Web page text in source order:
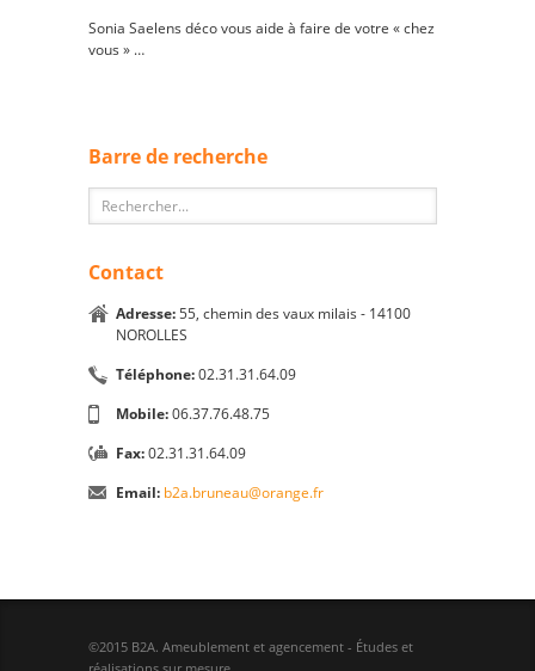
Sonia Saelens déco vous aide à faire de votre « chez
vous » …
Barre de recherche
Contact
Adresse:55, chemin des vaux milais - 14100
NOROLLES
Téléphone:02.31.31.64.09
Mobile:06.37.76.48.75
Fax:02.31.31.64.09
Email: b2a.bruneau@orange.fr
©2015 B2A. Ameublement et agencement - Études et